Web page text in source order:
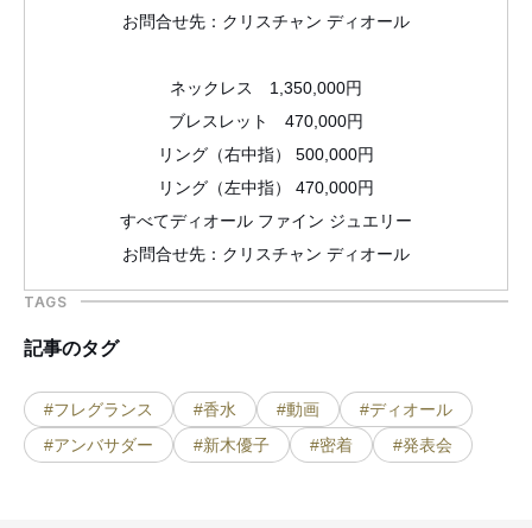
お問合せ先：クリスチャン ディオール
ネックレス 1,350,000円
ブレスレット 470,000円
リング（右中指） 500,000円
リング（左中指） 470,000円
すべてディオール ファイン ジュエリー
お問合せ先：クリスチャン ディオール
TAGS
記事のタグ
#フレグランス #香水 #動画
#ディオール
#アンバサダー
#新木優子 #密着 #発表会